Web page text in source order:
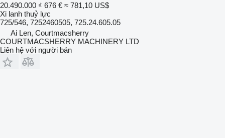
20.490.000 ₫ 676 € ≈ 781,10 US$
Xi lanh thuỷ lực
725/546, 7252460505, 725.24.605.05
Ai Len, Courtmacsherry
COURTMACSHERRY MACHINERY LTD
Liên hệ với người bán